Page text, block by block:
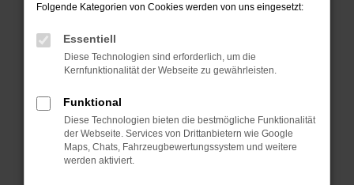
Prüfe deine Browsererweiterungen.
Manche Erweiterungen, wie Werbeblocker,
können das Laden bestimmter Seiten
verhindern. Funktioniert die Seite in einem
Fenster?
Starte dein Gerät neu.
Das kann manchmal helfen, vorübergehende
Probleme zu beheben.
Folgende Kategorien von Cookies werden von uns eingesetzt:
Essentiell
Diese Technologien sind erforderlich, um die
Kernfunktionalität der Webseite zu gewährleisten.
Funktional
Diese Technologien bieten die bestmögliche Funktionalität
der Webseite. Services von Drittanbietern wie Google
Maps, Chats, Fahrzeugbewertungssystem und weitere
werden aktiviert.